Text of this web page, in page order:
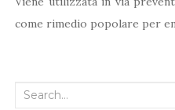
come rimedio popolare per
Search